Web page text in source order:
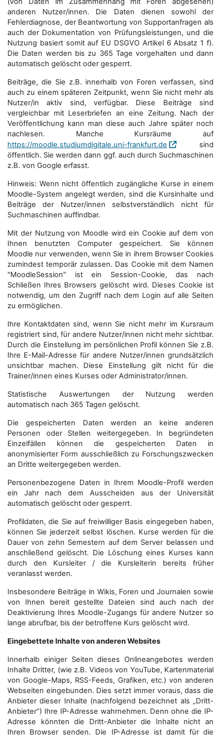
anderen Nutzer/innen. Die Daten dienen sowohl der
Fehlerdiagnose, der Beantwortung von Supportanfragen als
auch der Dokumentation von Prüfungsleistungen, und die
Nutzung basiert somit auf EU DSGVO Artikel 6 Absatz 1 f).
Die Daten werden bis zu 365 Tage vorgehalten und dann
automatisch gelöscht oder gesperrt.
Beiträge, die Sie z.B. innerhalb von Foren verfassen, sind
auch zu einem späteren Zeitpunkt, wenn Sie nicht mehr als
Nutzer/in aktiv sind, verfügbar. Diese Beiträge sind
vergleichbar mit Leserbriefen an eine Zeitung. Nach der
Veröffentlichung kann man diese auch Jahre später noch
nachlesen. Manche Kursräume auf
https://moodle.studiumdigitale.uni-frankfurt.de
sind
öffentlich. Sie werden dann ggf. auch durch Suchmaschinen
z.B. von Google erfasst.
Hinweis: Wenn nicht öffentlich zugängliche Kurse in einem
Moodle-System angelegt werden, sind die Kursinhalte und
Beiträge der Nutzer/innen selbstverständlich nicht für
Suchmaschi­nen auffindbar.
Mit der Nutzung von Moodle wird ein Cookie auf dem von
Ihnen benutzten Computer gespeichert. Sie können
Moodle nur verwenden, wenn Sie in ihrem Browser Cookies
zumindest temporär zulassen. Das Cookie mit dem Namen
"MoodleSession" ist ein Session-Cookie, das nach
Schließen Ihres Browsers gelöscht wird. Dieses Cookie ist
notwendig, um den Zugriff nach dem Login auf alle Seiten
zu ermöglichen.
Ihre Kontaktdaten sind, wenn Sie nicht mehr im Kursraum
registriert sind, für andere Nutzer/innen nicht mehr sichtbar.
Durch die Einstellung im persönlichen Profil können Sie z.B.
Ihre E-Mail-Adresse für andere Nutzer/innen grundsätzlich
unsichtbar machen. Diese Einstellung gilt nicht für die
Trainer/innen eines Kurses oder Administrator/innen.
Statistische Auswertungen der Nutzung werden
automatisch nach 365 Tagen gelöscht.
Die gespeicherten Daten werden an keine anderen
Personen oder Stellen weitergegeben. In begründeten
Einzelfällen können die gespeicherten Daten in
anonymisierter Form aus­schließ­lich zu Forschungszwecken
an Dritte weitergegeben werden.
Personenbezogene Daten in Ihrem Moodle-Profil werden
ein Jahr nach dem Ausscheiden aus der Universität
automatisch gelöscht oder gesperrt.
Profildaten, die Sie auf freiwilliger Basis eingegeben haben,
können Sie jederzeit selbst löschen. Kurse werden für die
Dauer von zehn Semestern auf dem Server belassen und
anschließend gelöscht. Die Löschung eines Kurses kann
durch den Kursleiter / die Kursleiterin bereits früher
veranlasst werden.
Insbesondere Beiträge in Wikis, Foren und Journalen sowie
von Ihnen bereit gestellte Dateien sind auch nach der
Deaktivierung Ihres Moodle-Zugangs für andere Nutzer so
lange abrufbar, bis der betroffene Kurs gelöscht wird.
Eingebettete Inhalte von anderen Websites
Innerhalb einiger Seiten dieses Onlineangebotes werden
Inhalte Dritter, (wie z.B. Videos von YouTube, Kartenmaterial
von Google-Maps, RSS-Feeds, Grafiken, etc.) von anderen
Webseiten eingebunden. Dies setzt immer voraus, dass die
Anbieter dieser Inhalte (nachfolgend bezeichnet als „Dritt-
Anbieter“) Ihre IP-Adresse wahrnehmen. Denn ohne die IP-
Adresse könnten die Dritt-Anbieter die Inhalte nicht an
Ihren Browser senden. Die IP-Adresse ist damit für die